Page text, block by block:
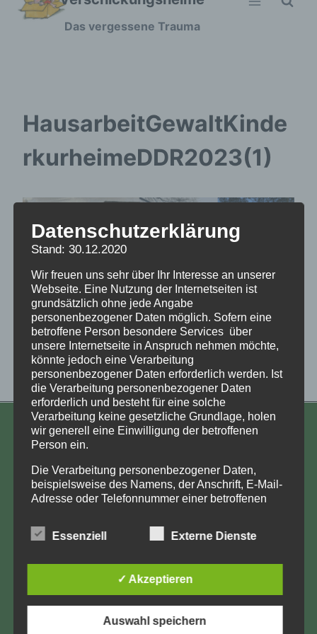
Zum
Das vergessene Trauma
HausarbeitGewaltKinde
rkurheimeDDR2023(1)
KONTAKT
Kinderverschickung e.V.
Anja Röhl
12059 Berlin
Datenschutzerklärung
Stand: 30.12.2020
Wir freuen uns sehr über Ihr Interesse an unserer
Webseite. Eine Nutzung der Internetseiten ist
grundsätzlich ohne jede Angabe
personenbezogener Daten möglich. Sofern eine
betroffene Person besondere Services über
unsere Internetseite in Anspruch nehmen möchte,
könnte jedoch eine Verarbeitung
personenbezogener Daten erforderlich werden. Ist
die Verarbeitung personenbezogener Daten
erforderlich und besteht für eine solche
Verarbeitung keine gesetzliche Grundlage, holen
wir generell eine Einwilligung der betroffenen
Person ein.
Die Verarbeitung personenbezogener Daten,
beispielsweise des Namens, der Anschrift, E-Mail-
Adresse oder Telefonnummer einer betroffenen
Datenschutz-Grundverordnung und in
Übereinstimmung mit den für uns geltenden
Unternehmen die Öffentlichkeit über Art, Umfang
und Zweck der von uns erhobenen, genutzten und
informieren. Ferner werden betroffene Personen
Essenziell Externe Dienste
✓ Akzeptieren
Auswahl speichern